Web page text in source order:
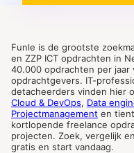
Funle is de grootste
en ZZP ICT opdrachten in
40.000 opdrachten per
opdrachtgevers. IT-
detacheerders vinden hier
Cloud & DevOps, Data
Projectmanagement en
kortlopende freelance
projecten. Zoek, vergelijk
gratis en start vandaag.